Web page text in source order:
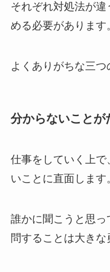
それぞれ対処法が
める必要があります
よくありがちな三つ
分からないことが
仕事をしていく上
いことに直面します
誰かに聞こうと思
問することは大きな